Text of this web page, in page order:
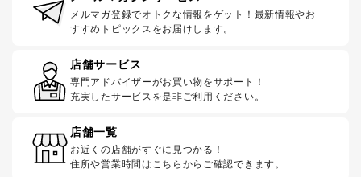
メルマガ登録でオトクな情報をゲット！最新情報やお
すすめトピックスをお届けします。
店舗サービス
専門アドバイザーがお買い物をサポート！
充実したサービスを是非ご利用ください。
店舗一覧
お近くの店舗がすぐに見つかる！
住所や営業時間はこちらからご確認できます。